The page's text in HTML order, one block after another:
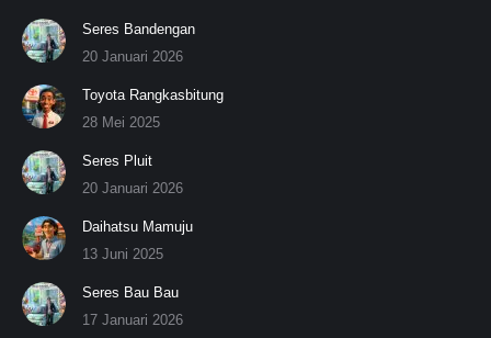
Seres Bandengan
20 Januari 2026
Toyota Rangkasbitung
28 Mei 2025
Seres Pluit
20 Januari 2026
Daihatsu Mamuju
13 Juni 2025
Seres Bau Bau
17 Januari 2026